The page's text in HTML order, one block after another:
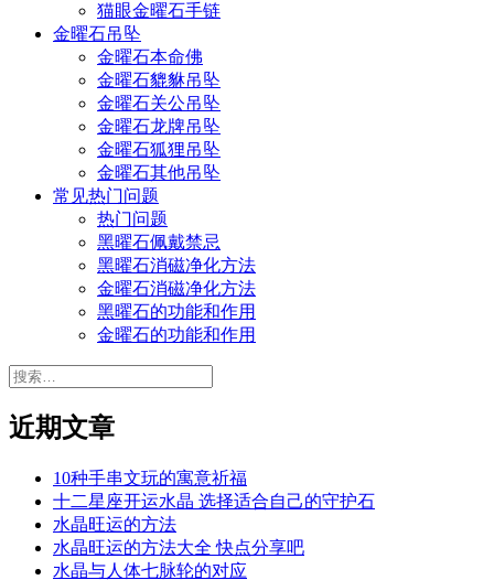
猫眼金曜石手链
金曜石吊坠
金曜石本命佛
金曜石貔貅吊坠
金曜石关公吊坠
金曜石龙牌吊坠
金曜石狐狸吊坠
金曜石其他吊坠
常见热门问题
热门问题
黑曜石佩戴禁忌
黑曜石消磁净化方法
金曜石消磁净化方法
黑曜石的功能和作用
金曜石的功能和作用
搜
近期文章
10种手串文玩的寓意祈福
十二星座开运水晶 选择适合自己的守护石
水晶旺运的方法
水晶旺运的方法大全 快点分享吧
水晶与人体七脉轮的对应